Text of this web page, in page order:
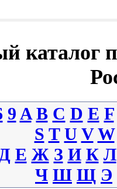
каталог
9 A B C D E F
S T U V W
Е Ж З И К Л
Ч Ш Щ Э